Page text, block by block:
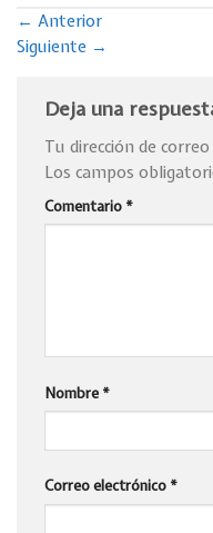
← Anterior
Siguiente →
Deja una
Tu dirección de
Los campos
Comentario *
Nombre *
Correo electrónico *